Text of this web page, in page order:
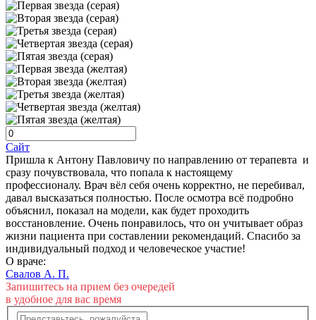
Сайт
Пришла к Антону Павловичу по направлению от терапевта и
сразу почувствовала, что попала к настоящему
профессионалу. Врач вёл себя очень корректно, не перебивал,
давал высказаться полностью. После осмотра всё подробно
объяснил, показал на модели, как будет проходить
восстановление. Очень понравилось, что он учитывает образ
жизни пациента при составлении рекомендаций. Спасибо за
индивидуальный подход и человеческое участие!
О враче:
Свалов А. П.
Запишитесь на прием без очередей
в удобное для вас время